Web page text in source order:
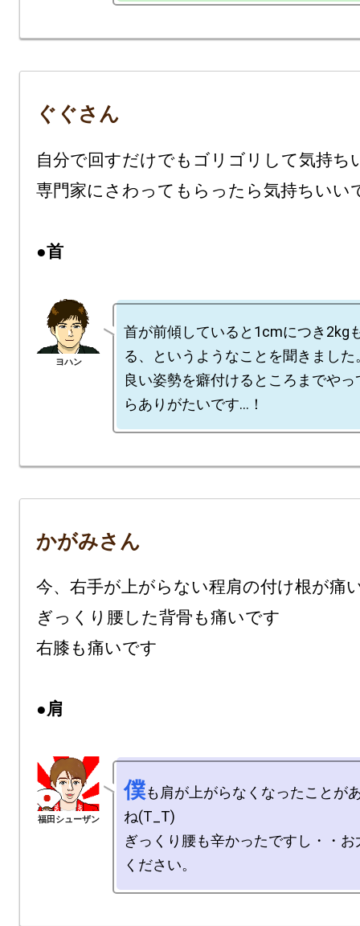
ぐぐさん
自分で回すだけでもゴリゴリして気持ち
専門家にさわってもらったら気持ちいい
●首
首が前傾していると1cmにつき2kg
る、というようなことを聞きました
良い姿勢を癖付けるところまでや
かがみさん
今、右手が上がらない程肩の付け根が痛
ぎっくり腰した背骨も痛いです
右膝も痛いです
●肩
僕も肩が上がらなくなったことが
ね(T_T)
ぎっくり腰も辛かったですし・・